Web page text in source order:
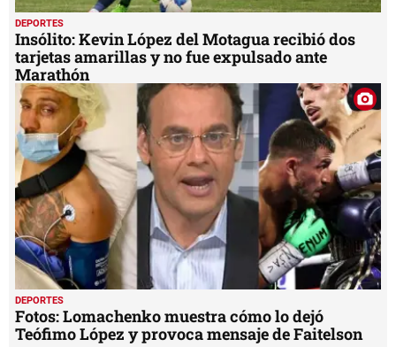
DEPORTES
Insólito: Kevin López del Motagua recibió dos
tarjetas amarillas y no fue expulsado ante
Marathón
DEPORTES
Fotos: Lomachenko muestra cómo lo dejó
Teófimo López y provoca mensaje de Faitelson